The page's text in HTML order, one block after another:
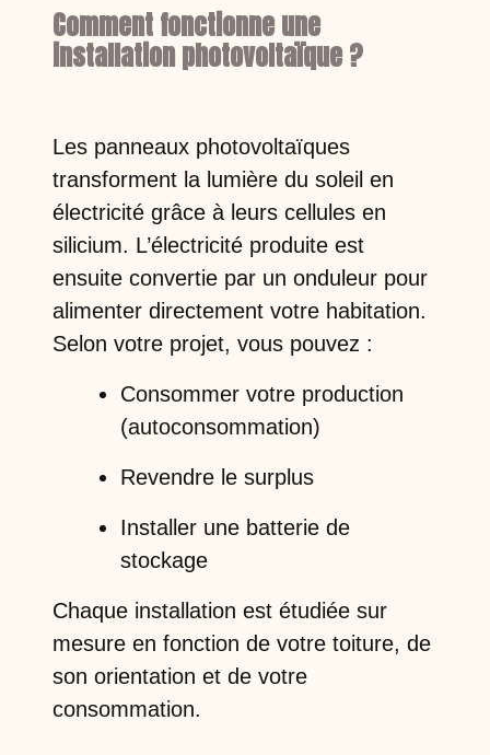
Comment fonctionne une
installation photovoltaïque ?
Les panneaux photovoltaïques
transforment la lumière du soleil en
électricité grâce à leurs cellules en
silicium. L’électricité produite est
ensuite convertie par un onduleur pour
alimenter directement votre habitation.
Selon votre projet, vous pouvez :
Consommer votre production
(autoconsommation)
Revendre le surplus
Installer une batterie de
stockage
Chaque installation est étudiée sur
mesure en fonction de votre toiture, de
son orientation et de votre
consommation.